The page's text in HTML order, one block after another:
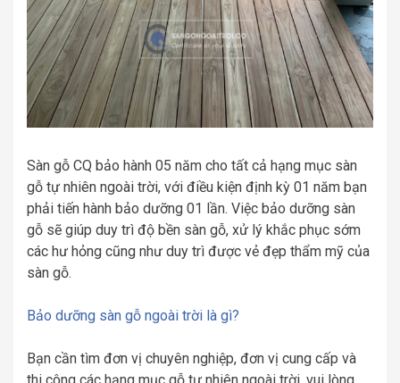
Sàn gỗ CQ bảo hành 05 năm cho tất cả hạng mục sàn
gỗ tự nhiên ngoài trời, với điều kiện định kỳ 01 năm bạn
phải tiến hành bảo dưỡng 01 lần. Việc bảo dưỡng sàn
gỗ sẽ giúp duy trì độ bền sàn gỗ, xử lý khắc phục sớm
các hư hỏng cũng như duy trì được vẻ đẹp thẩm mỹ của
sàn gỗ.
Bảo dưỡng sàn gỗ ngoài trời là gì?
Bạn cần tìm đơn vị chuyên nghiệp, đơn vị cung cấp và
thi công các hạng mục gỗ tự nhiên ngoài trời, vui lòng